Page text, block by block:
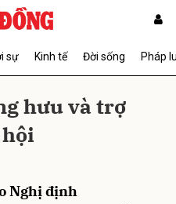
sự Kinh tế Đời sống Pháp
hưu và trợ
Nghị định